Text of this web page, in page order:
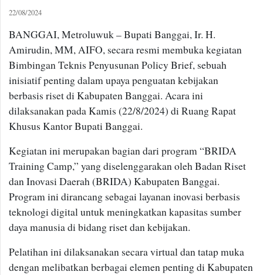
22/08/2024
BANGGAI, Metroluwuk – Bupati Banggai, Ir. H.
Amirudin, MM, AIFO, secara resmi membuka kegiatan
Bimbingan Teknis Penyusunan Policy Brief, sebuah
inisiatif penting dalam upaya penguatan kebijakan
berbasis riset di Kabupaten Banggai. Acara ini
dilaksanakan pada Kamis (22/8/2024) di Ruang Rapat
Khusus Kantor Bupati Banggai.
Kegiatan ini merupakan bagian dari program “BRIDA
Training Camp,” yang diselenggarakan oleh Badan Riset
dan Inovasi Daerah (BRIDA) Kabupaten Banggai.
Program ini dirancang sebagai layanan inovasi berbasis
teknologi digital untuk meningkatkan kapasitas sumber
daya manusia di bidang riset dan kebijakan.
Pelatihan ini dilaksanakan secara virtual dan tatap muka
dengan melibatkan berbagai elemen penting di Kabupaten